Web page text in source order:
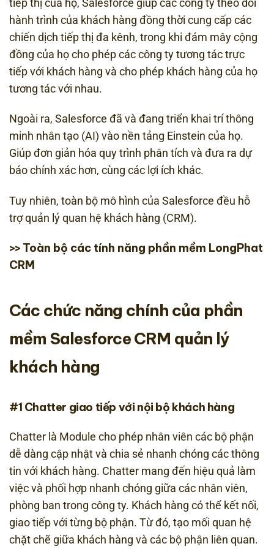
hành trình của khách hàng đồng thời cung cấp các
chiến dịch tiếp thị đa kênh, trong khi đám mây cộng
đồng của họ cho phép các công ty tương tác trực
tiếp với khách hàng và cho phép khách hàng của họ
tương tác với nhau.
Ngoài ra, Salesforce đã và đang triển khai trí thông
minh nhân tạo (AI) vào nền tảng Einstein của họ.
Giúp đơn giản hóa quy trình phân tích và đưa ra dự
báo chính xác hơn, cùng các lợi ích khác.
Tuy nhiên, toàn bộ mô hình của Salesforce đều hỗ
trợ quản lý quan hệ khách hàng (CRM).
>> Toàn bộ các tính năng phần mềm LongPhat
CRM
Các chức năng chính của phần
mềm Salesforce CRM quản lý
khách hàng
#1 Chatter giao tiếp với nội bộ khách hàng
Chatter là Module cho phép nhân viên các bộ phận
dễ dàng cập nhật và chia sẻ nhanh chóng các thông
tin với khách hàng. Chatter mang đến hiệu quả làm
việc và phối hợp nhanh chóng giữa các nhân viên,
phòng ban trong công ty. Khách hàng có thể kết nối,
giao tiếp với từng bộ phận. Từ đó, tạo mối quan hệ
chặt chẽ giữa khách hàng và các bộ phận liên quan.